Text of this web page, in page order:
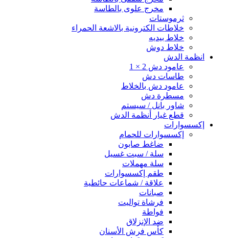
مخرج علوى بالطاسة
ثرموستات
خلاطات الكترونية بالاشعة الحمراء
خلاط بيديه
خلاط دوش
انظمة الدش
عامود دش 2 × 1
طاسات دش
عامود دش بالخلاط
مسطرة دش
شاور بانل / سيستم
قطع غيار أنظمة الدش
إكسسوارات
إكسسوارات للحمام
ضاغط صابون
سلة / سبت غسيل
سلة مهملات
طقم إكسسوارات
علاقة / شماعات حائطية
صبانات
فرشاة تواليت
فواطة
ضد الإنزلاق
كأس فرش الأسنان